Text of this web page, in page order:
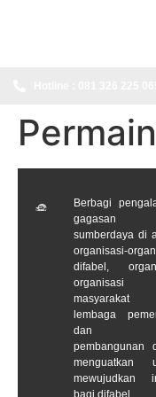
Berbagi
gagasan
sumberdaya di
organisasi-
difabel,
organisasi
masyarakat
lembaga
dan
pembangunan
menguatkan
mewujudkan
bagi difabel.